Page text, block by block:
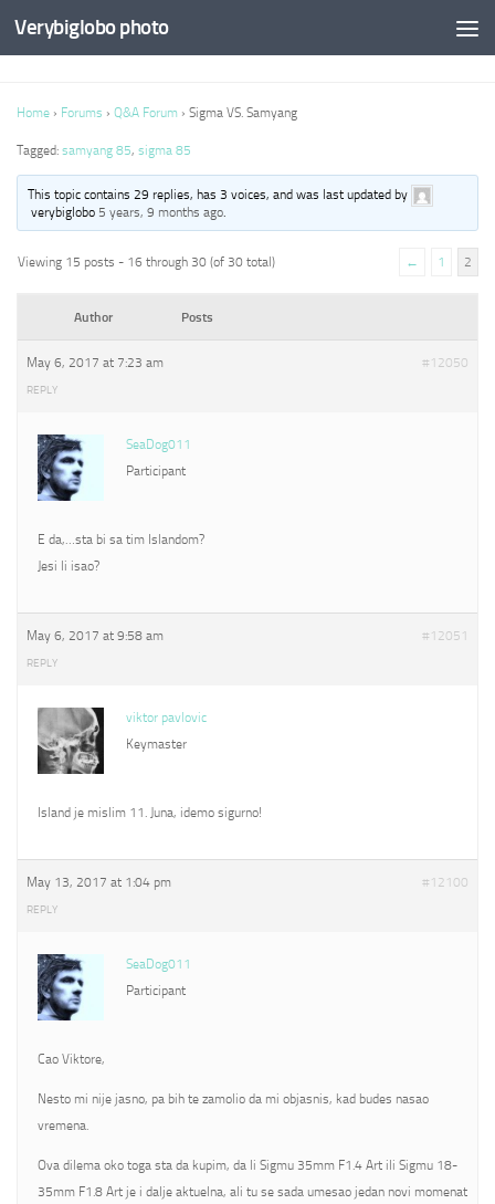
Verybiglobo photo
Home › Forums › Q&A Forum › Sigma VS. Samyang
Tagged: samyang 85, sigma 85
This topic contains 29 replies, has 3 voices, and was last updated by
verybiglobo 5 years, 9 months ago.
Viewing 15 posts - 16 through 30 (of 30 total) ← 1 2
Author Posts
May 6, 2017 at 7:23 am #12050
REPLY
SeaDog011
Participant
E da,…sta bi sa tim Islandom?
Jesi li isao?
May 6, 2017 at 9:58 am #12051
REPLY
viktor pavlovic
Keymaster
Island je mislim 11. Juna, idemo sigurno!
May 13, 2017 at 1:04 pm #12100
REPLY
SeaDog011
Participant
Cao Viktore,
Nesto mi nije jasno, pa bih te zamolio da mi objasnis, kad budes nasao
vremena.
Ova dilema oko toga sta da kupim, da li Sigmu 35mm F1.4 Art ili Sigmu 18-
35mm F1.8 Art je i dalje aktuelna, ali tu se sada umesao jedan novi momenat